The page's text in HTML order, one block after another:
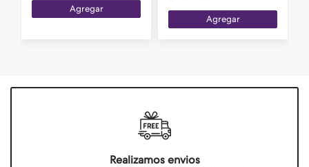
Agregar
Agregar
Realizamos envios